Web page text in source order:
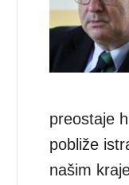
preostaje
pobliže
našim